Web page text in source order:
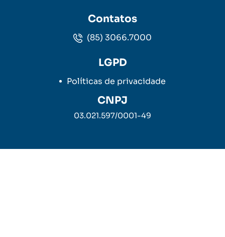
Contatos
(85) 3066.7000
LGPD
Políticas de privacidade
CNPJ
03.021.597/0001-49